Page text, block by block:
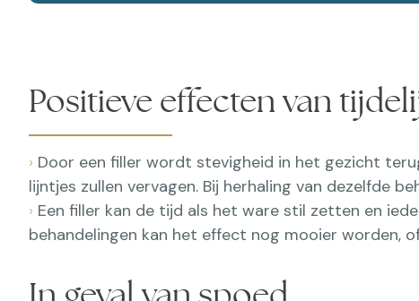
Positieve effecten van
› Door een filler wordt stevigheid in het gezicht
lijntjes zullen vervagen. Bij herhaling van dezelfde
› Een filler kan de tijd als het ware stil zetten en
behandelingen kan het effect nog mooier worden,